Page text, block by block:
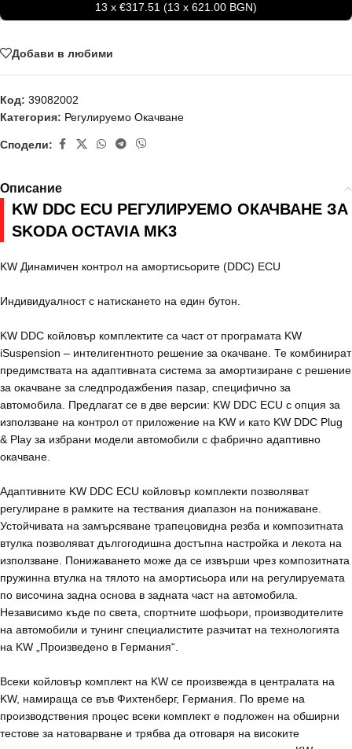
13 x €317.51 (13 x 621.00 BGN)
Добави в любими
Код: 39082002
Категория: Регулируемо Окачване
Сподели:
Описание
KW DDC ECU РЕГУЛИРУЕМО ОКАЧВАНЕ ЗА
SKODA OCTAVIA MK3
KW Динамичен контрол на амортисьорите (DDC) ECU
Индивидуалност с натискането на един бутон.
KW DDC койловър комплектите са част от програмата KW
iSuspension – интелигентното решение за окачване. Те комбинират
предимствата на адаптивната система за амортизиране с решение
за окачване за следпродажбения пазар, специфично за
автомобила. Предлагат се в две версии: KW DDC ECU с опция за
използване на контрол от приложение на KW и като KW DDC Plug
& Play за избрани модели автомобили с фабрично адаптивно
окачване.
Адаптивните KW DDC ECU койловър комплекти позволяват
регулиране в рамките на тествания диапазон на понижаване.
Устойчивата на замърсяване трапецовидна резба и композитната
втулка позволяват дългогодишна достъпна настройка и лекота на
използване. Понижаването може да се извърши чрез композитната
пружинна втулка на тялото на амортисьора или на регулируемата
по височина задна основа в задната част на автомобила.
Независимо къде по света, спортните шофьори, производителите
на автомобили и тунинг специалистите разчитат на технологията
на KW „Произведено в Германия“.
Всеки койловър комплект на KW се произвежда в централата на
KW, намираща се във Фихтенберг, Германия. По време на
производствения процес всеки комплект е подложен на обширни
тестове за натоварване и трябва да отговаря на високите